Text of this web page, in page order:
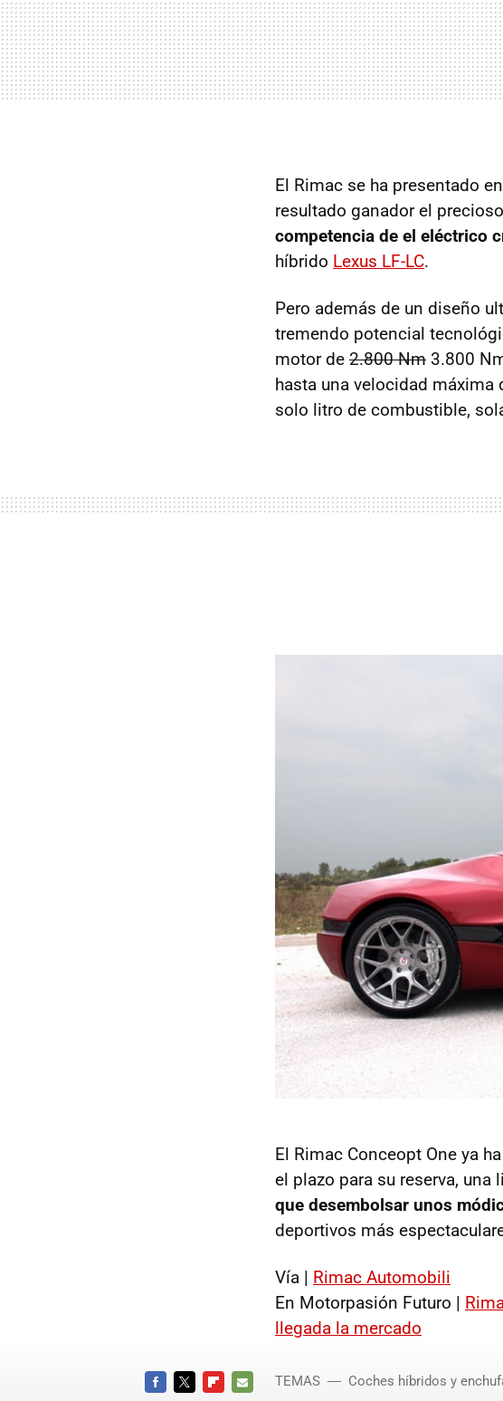
El Rimac se ha presentado
resultado ganador el precioso
competencia de el eléctrico
híbrido Lexus LF-LC.
Pero además de un diseño
tremendo potencial
motor de 2.800 Nm 3.800
hasta una velocidad máxima
solo litro de combustible,
El Rimac Conceopt One ya
el plazo para su reserva,
que desembolsar unos
deportivos más
Vía | Rimac Automobili
En Motorpasión Futuro |
llegada la mercado
TEMAS Coches híbridos y